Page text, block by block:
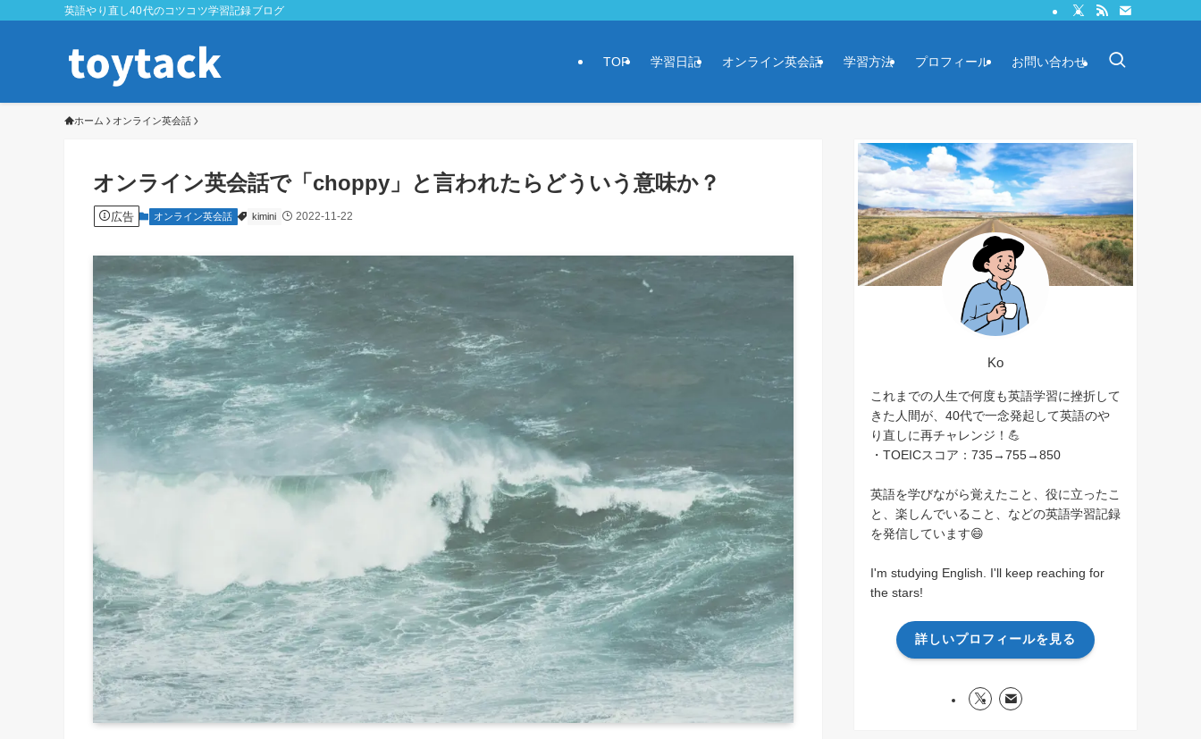
英語やり直し40代のコツコツ学習記録ブログ
TOP 学習日記 オンライン英会話 学習方法 プロフィール お問い合わせ
ホーム オンライン英会話
オンライン英会話で「choppy」と言われたらどういう意味か？
広告 オンライン英会話 kimini 2022-11-22
Ko
これまでの人生で何度も英語学習に挫折して
きた人間が、40代で一念発起して英語のや
り直しに再チャレンジ！💪
・TOEICスコア：735→755→850
英語を学びながら覚えたこと、役に立ったこ
と、楽しんでいること、などの英語学習記録
を発信しています😄
I'm studying English. I'll keep reaching for
the stars!
詳しいプロフィールを見る